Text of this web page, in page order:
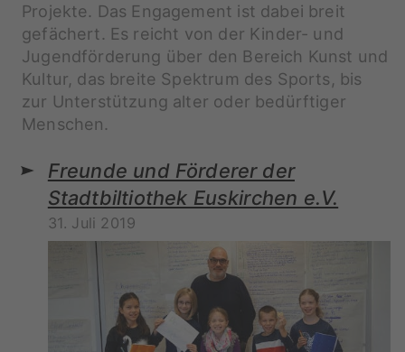
Projekte. Das Engagement ist dabei breit
gefächert. Es reicht von der Kinder- und
Jugendförderung über den Bereich Kunst und
Kultur, das breite Spektrum des Sports, bis
zur Unterstützung alter oder bedürftiger
Menschen.
Freunde und Förderer der
Stadtbiltiothek Euskirchen e.V.
31. Juli 2019